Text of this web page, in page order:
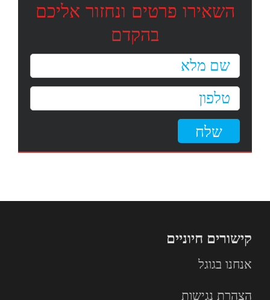
השאירו פרטים ונחזור אליכם
בהקדם
קישורים חיוניים
אנחנו בגוגל
הצהרת נגישות